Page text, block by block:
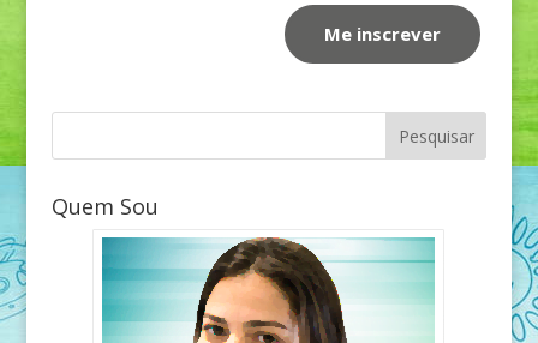
Quem Sou